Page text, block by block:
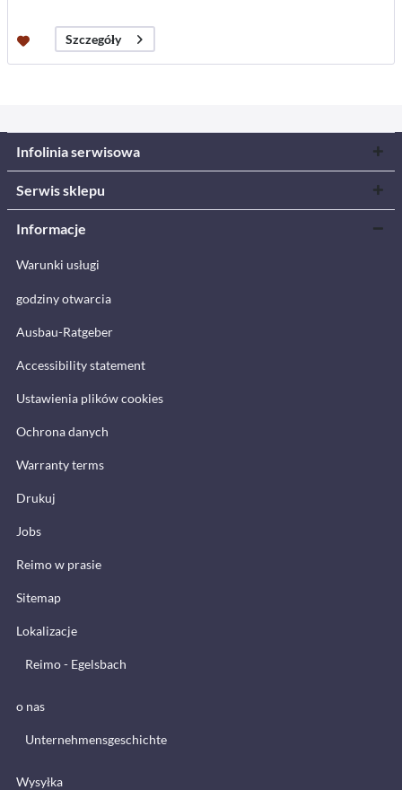
Szczegóły
Infolinia serwisowa
Serwis sklepu
Informacje
Warunki usługi
godziny otwarcia
Ausbau-Ratgeber
Accessibility statement
Ustawienia plików cookies
Ochrona danych
Warranty terms
Drukuj
Jobs
Reimo w prasie
Sitemap
Lokalizacje
Reimo - Egelsbach
o nas
Unternehmensgeschichte
Wysyłka